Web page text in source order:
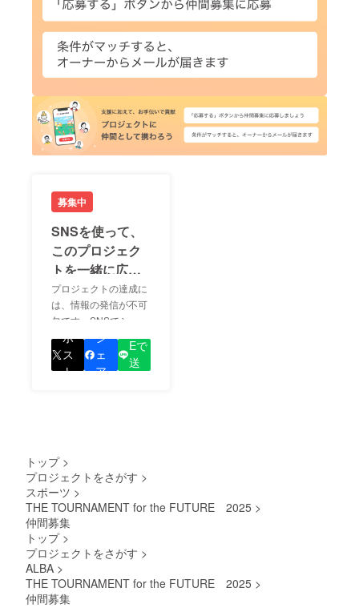
募集中
SNSを使って、
このプロジェク
トを一緒に広め
ましょう！
プロジェクトの達成に
は、情報の発信が不可
欠です。SNSでシェア
をして、あなたが応援
しているプロジェクト
の良さを知ってもらい
ポ
ス
ト
シ
ェ
ア
Eで
送
トップ >
プロジェクトをさがす >
スポーツ >
THE TOURNAMENT for the FUTURE 2025 >
仲間募集
トップ >
プロジェクトをさがす >
ALBA >
THE TOURNAMENT for the FUTURE 2025 >
仲間募集